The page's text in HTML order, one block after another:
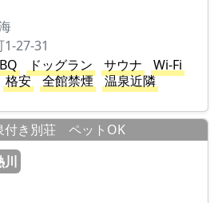
27-31
ドッグラン サウナ
Wi-Fi
格安 全館禁煙
温泉近隣
付き別荘 ペットOK